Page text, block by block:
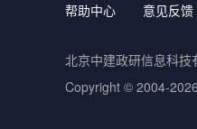
帮助中心 意见反馈
北京中建政研信息科技
Copyright © 2004-2026